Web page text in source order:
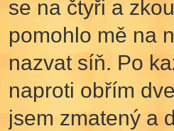
se na čtyři a
pomohlo mě na
nazvat síň. Po
naproti obřím
jsem zmatený a